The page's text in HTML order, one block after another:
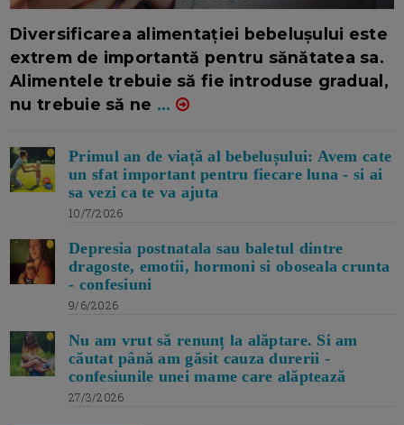
Diversificarea alimentației bebelușului este
extrem de importantă pentru sănătatea sa.
Alimentele trebuie să fie introduse gradual,
nu trebuie să ne ...
Primul an de viață al bebelușului: Avem cate
un sfat important pentru fiecare luna - si ai
sa vezi ca te va ajuta
10/7/2026
Depresia postnatala sau baletul dintre
dragoste, emotii, hormoni si oboseala crunta
- confesiuni
9/6/2026
Nu am vrut să renunț la alăptare. Si am
căutat până am găsit cauza durerii -
confesiunile unei mame care alăptează
27/3/2026